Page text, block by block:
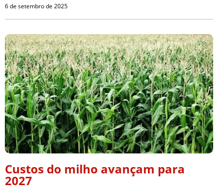
6 de setembro de 2025
Custos do milho avançam para
2027